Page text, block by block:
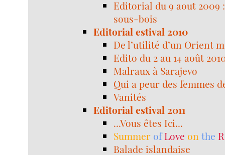
Editorial du 9 aout 2009
sous-bois
Editorial estival 2010
De l’utilité d’un Orient
Edito du 2 au 14 août
Malraux à Sarajevo
Qui a peur des femmes
Vanités
Editorial estival 2011
...Vous êtes Ici...
Summer of Love on the
Balade islandaise